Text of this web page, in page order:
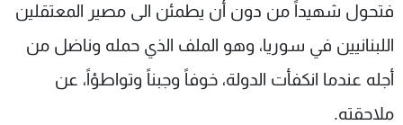
فتحول شهيداً من دون أن يطمئن الى مصير المعتقلين
اللبنانيين في سوريا، وهو الملف الذي حمله وناضل من
أجله عندما انكفأت الدولة، خوفاً وجبناً وتواطؤاً، عن
ملاحقته.